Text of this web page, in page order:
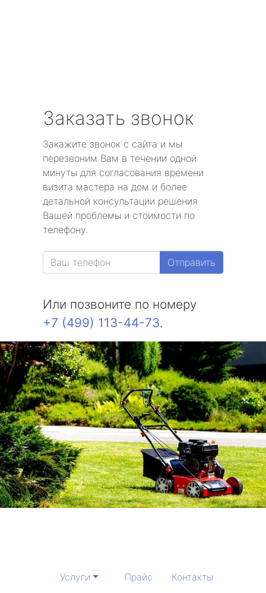
Заказать звонок
Закажите звонок с сайта и мы
перезвоним Вам в течении одной
минуты для согласования времени
визита мастера на дом и более
детальной консультации решения
Вашей проблемы и стоимости по
телефону.
Отправить
Или позвоните по номеру
+7 (499) 113-44-73.
Услуги Прайс Контакты